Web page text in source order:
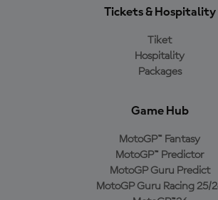
Tickets & Hospitality
Tiket
Hospitality
Packages
Game Hub
MotoGP™ Fantasy
MotoGP™ Predictor
MotoGP Guru Predict
MotoGP Guru Racing 25/